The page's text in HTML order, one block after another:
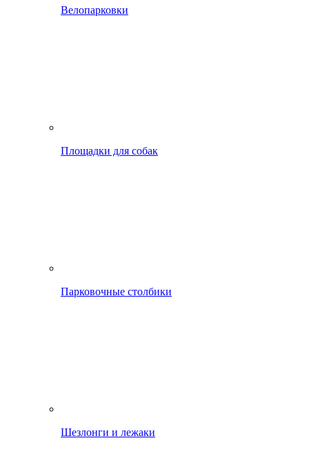
Велопарковки
Площадки для собак
Парковочные столбики
Шезлонги и лежаки